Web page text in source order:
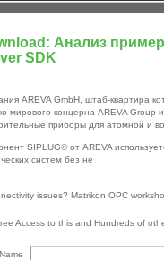
Анализ
SDK
AREVA GmbH, штаб-квартира
мирового концерна AREVA Group
приборы для атомной и
SIPLUG® от AREVA
систем без не
issues? Matrikon OPC
Access to this and Hundreds of